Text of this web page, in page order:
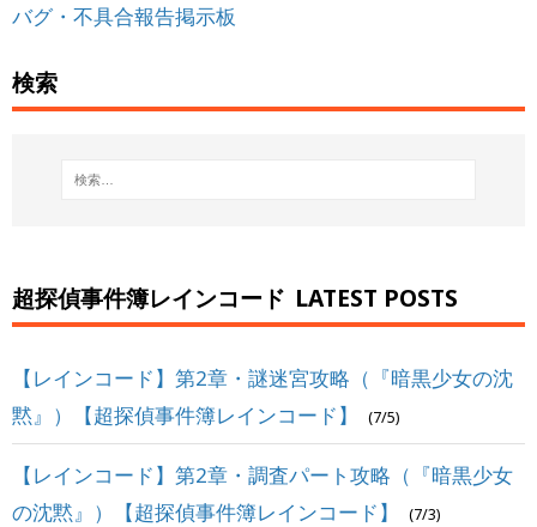
バグ・不具合報告掲示板
検索
超探偵事件簿レインコード LATEST POSTS
【レインコード】第2章・謎迷宮攻略（『暗黒少女の沈
黙』）【超探偵事件簿レインコード】
(7/5)
【レインコード】第2章・調査パート攻略（『暗黒少女
の沈黙』）【超探偵事件簿レインコード】
(7/3)